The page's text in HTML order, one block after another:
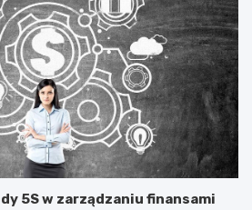
5S w zarządzaniu finansami